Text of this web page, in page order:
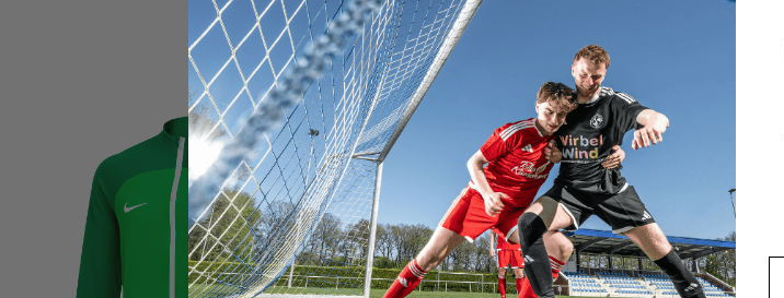
+ 82 Interessenten